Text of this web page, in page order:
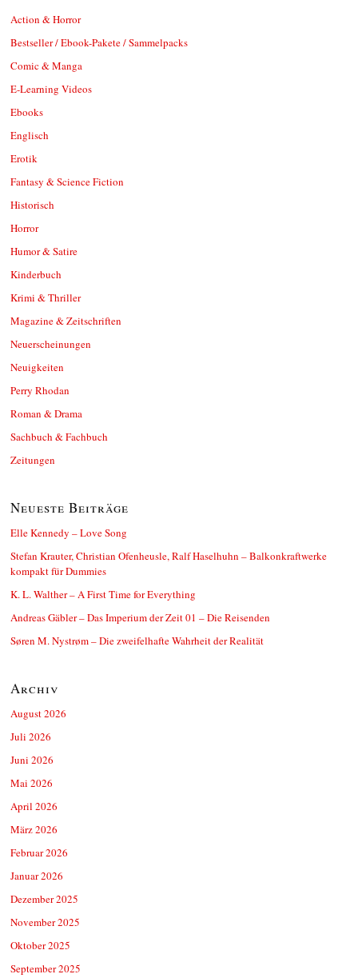
Action & Horror
Bestseller / Ebook-Pakete / Sammelpacks
Comic & Manga
E-Learning Videos
Ebooks
Englisch
Erotik
Fantasy & Science Fiction
Historisch
Horror
Humor & Satire
Kinderbuch
Krimi & Thriller
Magazine & Zeitschriften
Neuerscheinungen
Neuigkeiten
Perry Rhodan
Roman & Drama
Sachbuch & Fachbuch
Zeitungen
Neueste Beiträge
Elle Kennedy – Love Song
Stefan Krauter, Christian Ofenheusle, Ralf Haselhuhn – Balkonkraftwerke
kompakt für Dummies
K. L. Walther – A First Time for Everything
Andreas Gäbler – Das Imperium der Zeit 01 – Die Reisenden
Søren M. Nystrøm – Die zweifelhafte Wahrheit der Realität
Archiv
August 2026
Juli 2026
Juni 2026
Mai 2026
April 2026
März 2026
Februar 2026
Januar 2026
Dezember 2025
November 2025
Oktober 2025
September 2025